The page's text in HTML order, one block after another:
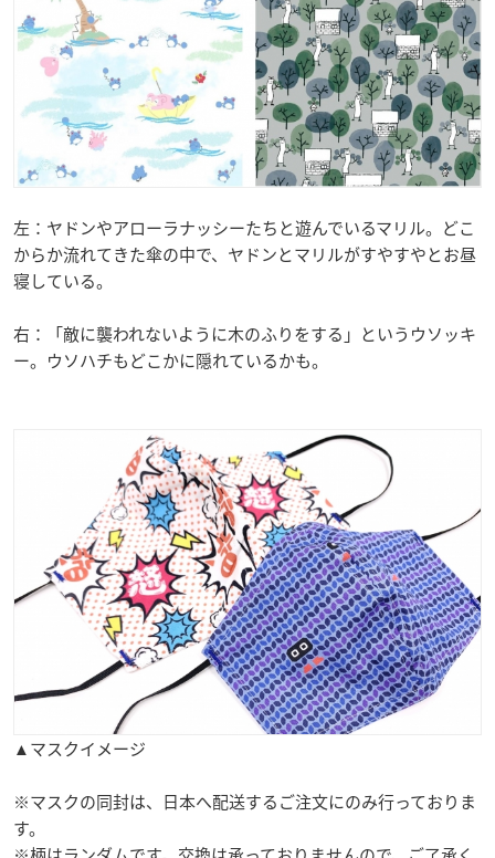
左：ヤドンやアローラナッシーたちと遊んでいるマリル。どこ
からか流れてきた傘の中で、ヤドンとマリルがすやすやとお昼
寝している。
右：「敵に襲われないように木のふりをする」というウソッキ
ー。ウソハチもどこかに隠れているかも。
▲マスクイメージ
※マスクの同封は、日本へ配送するご注文にのみ行っておりま
す。